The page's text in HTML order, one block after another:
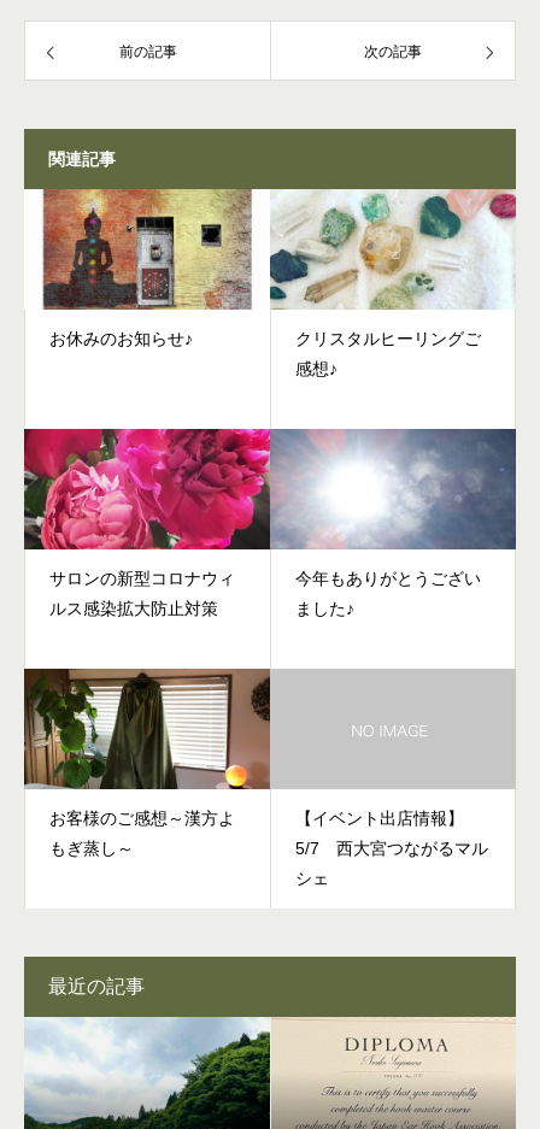
前の記事 次の記事
関連記事
お休みのお知らせ♪
クリスタルヒーリングご
感想♪
サロンの新型コロナウィ
ルス感染拡大防止対策
今年もありがとうござい
ました♪
お客様のご感想～漢方よ
もぎ蒸し～
【イベント出店情報】
5/7 西大宮つながるマル
シェ
最近の記事